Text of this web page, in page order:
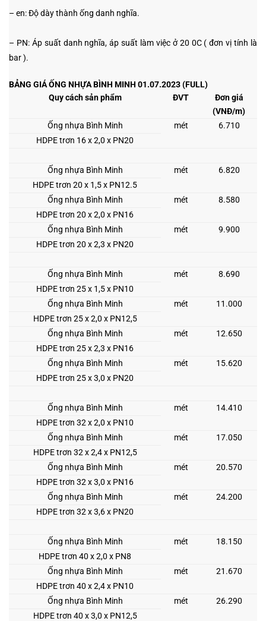
– en: Độ dày thành ống danh nghĩa.
– PN: Áp suất danh nghĩa, áp suất làm việc ở 20 0C ( đơn vị tính là
bar ).
BẢNG GIÁ ỐNG NHỰA BÌNH MINH 01.07.2023 (FULL)
Quy cách sản phẩm
ĐVT
Đơn giá
(VNĐ/m)
Ống nhựa Bình Minh
mét
6.710
HDPE trơn 16 x 2,0 x PN20
Ống nhựa Bình Minh mét
6.820
HDPE trơn 20 x 1,5 x PN12.5
Ống nhựa Bình Minh
mét
8.580
HDPE trơn 20 x 2,0 x PN16
Ống nhựa Bình Minh
mét
9.900
HDPE trơn 20 x 2,3 x PN20
Ống nhựa Bình Minh mét
8.690
HDPE trơn 25 x 1,5 x PN10
Ống nhựa Bình Minh
mét
11.000
HDPE trơn 25 x 2,0 x PN12,5
Ống nhựa Bình Minh
mét
12.650
HDPE trơn 25 x 2,3 x PN16
Ống nhựa Bình Minh
mét
15.620
HDPE trơn 25 x 3,0 x PN20
Ống nhựa Bình Minh mét
14.410
HDPE trơn 32 x 2,0 x PN10
Ống nhựa Bình Minh
mét
17.050
HDPE trơn 32 x 2,4 x PN12,5
Ống nhựa Bình Minh
mét
20.570
HDPE trơn 32 x 3,0 x PN16
Ống nhựa Bình Minh
mét
24.200
HDPE trơn 32 x 3,6 x PN20
Ống nhựa Bình Minh mét
18.150
HDPE trơn 40 x 2,0 x PN8
Ống nhựa Bình Minh
mét
21.670
HDPE trơn 40 x 2,4 x PN10
Ống nhựa Bình Minh
mét
26.290
HDPE trơn 40 x 3,0 x PN12,5